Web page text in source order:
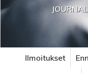
Ilmoitukset